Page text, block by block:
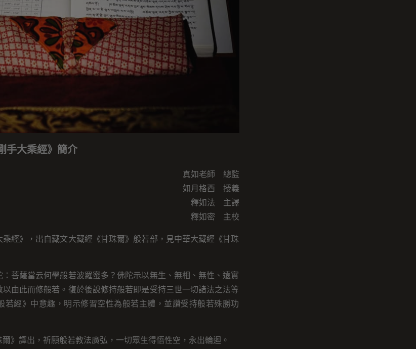
手大乘經》簡介
真如老師 總監
如月格西 授義
釋如法 主譯
釋如密 主校
乘經》，出自藏文大藏經《甘珠爾》般若部，見中華大藏經《甘珠
：菩薩當云何學般若波羅蜜多？佛陀示以無生、無相、無性、遠實
由此而修般若。復於後說修持般若即是受持三世一切諸法之法等
若經》中意趣，明示修習空性為般若主體，並讚受持般若殊勝功
》譯出，祈願般若教法廣弘，一切眾生得悟性空，永出輪迴。